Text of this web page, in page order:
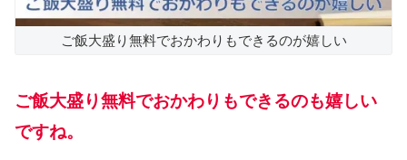
ご飯大盛り無料でおかわりもできるのが嬉しい
ご飯大盛り無料でおかわりもできるのも嬉しい
ですね。